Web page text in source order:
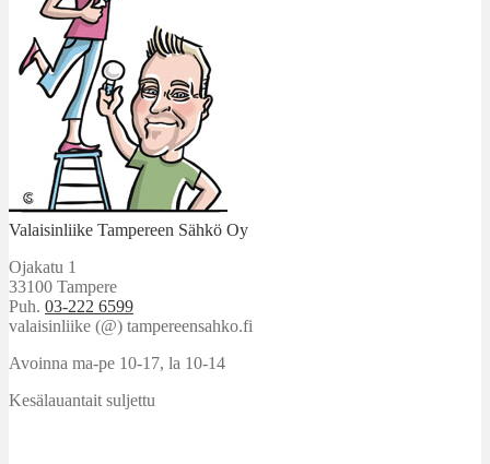
Valaisinliike Tampereen Sähkö Oy
Ojakatu 1
33100 Tampere
Puh. 03-222 6599
valaisinliike (@) tampereensahko.fi
Avoinna ma-pe 10-17, la 10-14
Kesälauantait suljettu